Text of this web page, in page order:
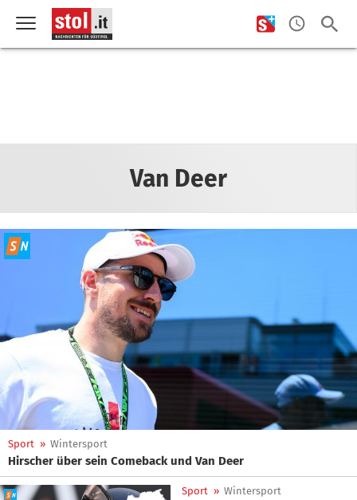
Van Deer
Sport » Wintersport
Hirscher über sein Comeback und Van Deer
Sport » Wintersport